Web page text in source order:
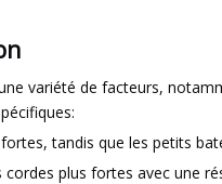
variété de facteurs,
tandis que les petits
plus fortes avec une